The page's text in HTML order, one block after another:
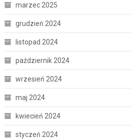
marzec 2025
grudzień 2024
listopad 2024
październik 2024
wrzesień 2024
maj 2024
kwiecień 2024
styczeń 2024